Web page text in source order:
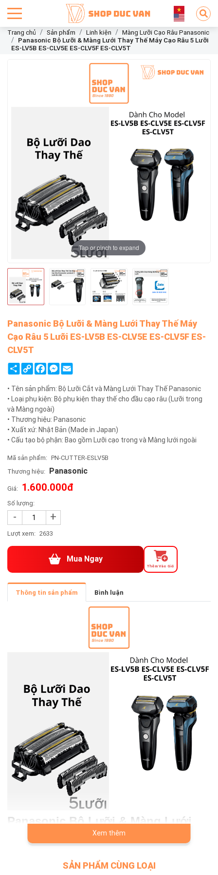
Trang chủ Sản phẩm Linh kiện
Màng Lưỡi Cạo Râu Panasonic
Panasonic Bộ Lưỡi & Màng Lưới Thay Thế Máy Cạo Râu 5 Lưỡi
ES-LV5B ES-CLV5E ES-CLV5F ES-CLV5T
Tap or pinch to expand
Panasonic Bộ Lưỡi & Màng Lưới Thay Thế Máy
Cạo Râu 5 Lưỡi ES-LV5B ES-CLV5E ES-CLV5F ES-
CLV5T
ShareCopy
Link
FacebookMessenger
Email
• Tên sản phẩm: Bộ Lưỡi Cắt và Màng Lưới Thay Thế Panasonic
• Loại phụ kiện: Bộ phụ kiện thay thế cho đầu cạo râu (Lưỡi trong
và Màng ngoài)
• Thương hiệu: Panasonic
• Xuất xứ: Nhật Bản (Made in Japan)
• Cấu tạo bộ phận: Bao gồm Lưỡi cạo trong và Màng lưới ngoài
Mã sản phẩm: PN-CUTTER-ESLV5B
Thương hiệu: Panasonic
Giá: 1.600.000đ
Số lượng:
- +
Lượt xem: 2633
Mua Ngay
Thêm Vào Giỏ
Thông tin sản phẩm Bình luận
Panasonic Bộ Lưỡi & Màng Lưới
Thay Thế Máy Cạo Râu 5 Lưỡi ES-
LV5B ES-CLV5E ES-CLV5F ES-
Xem thêm
SẢN PHẨM CÙNG LOẠI